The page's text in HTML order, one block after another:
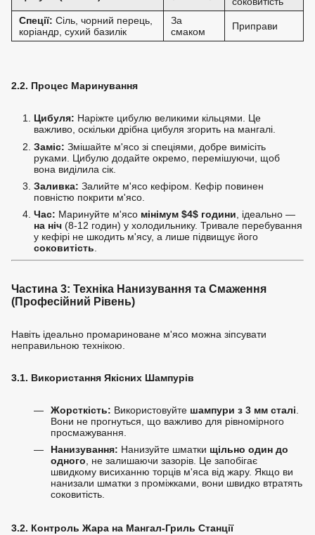
Спеції: Сіль, чорний перець,
коріандр, сухий базилік
За
смаком
Приправи
2.2. Процес Маринування
Цибуля: Наріжте цибулю великими кільцями. Це
важливо, оскільки дрібна цибуля згорить на мангалі.
Заміс: Змішайте м'ясо зі спеціями, добре вимісіть
руками. Цибулю додайте окремо, перемішуючи, щоб
вона виділила сік.
Заливка: Залийте м'ясо кефіром. Кефір повинен
повністю покрити м'ясо.
Час: Маринуйте м'ясо мінімум $4$ години, ідеально —
на ніч (8-12 годин) у холодильнику. Тривале перебування
у кефірі не шкодить м'ясу, а лише підвищує його
соковитість.
Частина 3: Техніка Нанизування та Смаження
(Професійний Рівень)
Навіть ідеально промариноване м'ясо можна зіпсувати
неправильною технікою.
3.1. Використання Якісних Шампурів
Жорсткість: Використовуйте шампури з 3 мм сталі
Вони не прогнуться, що важливо для рівномірного
просмажування.
Нанизування: Нанизуйте шматки щільно один до
одного, не залишаючи зазорів. Це запобігає
швидкому висиханню торців м'яса від жару. Якщо ви
нанизали шматки з проміжками, вони швидко втратять
соковитість.
3.2. Контроль Жара на Мангал-Гриль Станції